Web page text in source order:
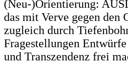
(Neu-)Orientierung:
das mit Verve gegen den
zugleich durch
Fragestellungen
und Transzendenz frei